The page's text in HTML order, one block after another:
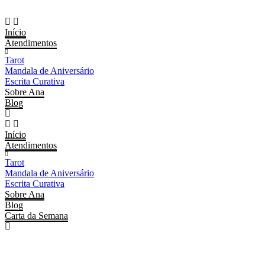
para
o
conteúdo
Início
Atendimentos
Tarot
Mandala de Aniversário
Escrita Curativa
Sobre Ana
Blog
Início
Atendimentos
Tarot
Mandala de Aniversário
Escrita Curativa
Sobre Ana
Blog
Carta da Semana